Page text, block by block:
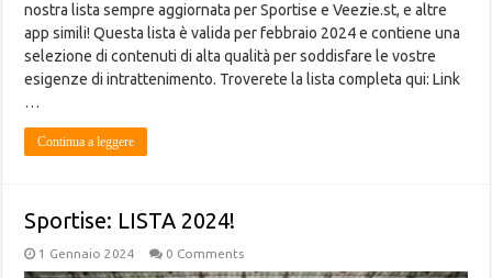
nostra lista sempre aggiornata per Sportise e Veezie.st, e altre
app simili! Questa lista è valida per febbraio 2024 e contiene una
selezione di contenuti di alta qualità per soddisfare le vostre
esigenze di intrattenimento. Troverete la lista completa qui: Link
…
Continua a leggere
Sportise: LISTA 2024!
1 Gennaio 2024 0 Comments